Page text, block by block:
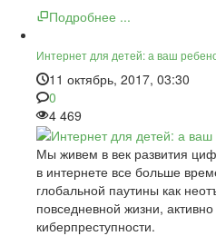
Подробнее ...
Интернет для детей: а ваш
11 октябрь, 2017, 03:30
0
4 469
Мы живем в век развития
в интернете все больше
глобальной паутины как
повседневной жизни,
киберпреступности.